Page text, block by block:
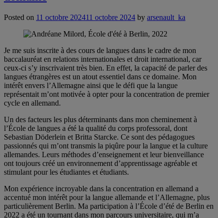
Posted on 11 octobre 202411 octobre 2024 by arsenault_ka
Je me suis inscrite à des cours de langues dans le cadre de mon
baccalauréat en relations internationales et droit international, car
ceux-ci s’y inscrivaient très bien. En effet, la capacité de parler des
langues étrangères est un atout essentiel dans ce domaine. Mon
intérêt envers l’Allemagne ainsi que le défi que la langue
représentait m’ont motivée à opter pour la concentration de premier
cycle en allemand.
Un des facteurs les plus déterminants dans mon cheminement à
l’École de langues a été la qualité du corps professoral, dont
Sebastian Döderlein et Britta Starcke. Ce sont des pédagogues
passionnés qui m’ont transmis la piqûre pour la langue et la culture
allemandes. Leurs méthodes d’enseignement et leur bienveillance
ont toujours créé un environnement d’apprentissage agréable et
stimulant pour les étudiantes et étudiants.
Mon expérience incroyable dans la concentration en allemand a
accentué mon intérêt pour la langue allemande et l’Allemagne, plus
particulièrement Berlin. Ma participation à l’École d’été de Berlin en
2022 a été un tournant dans mon parcours universitaire, qui m’a